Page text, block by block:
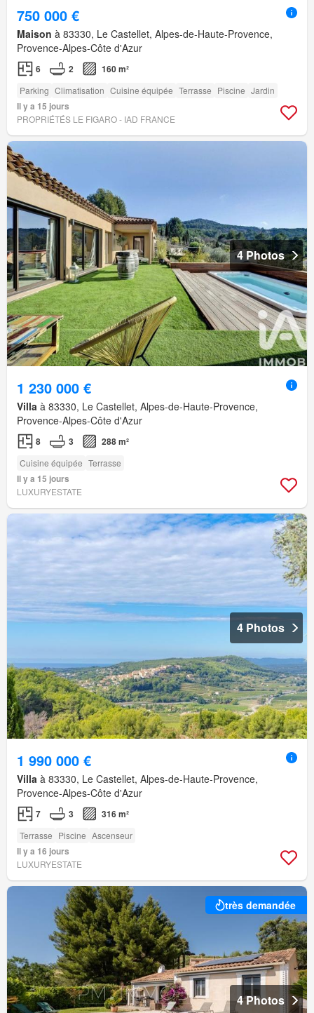
750 000 €
Maison à 83330, Le Castellet, Alpes-de-Haute-Provence,
Provence-Alpes-Côte d'Azur
6 2 160 m²
Parking Climatisation Cuisine équipée Terrasse Piscine Jardin
Il y a 15 jours
PROPRIÉTÉS LE FIGARO - IAD FRANCE
4 Photos
1 230 000 €
Villa à 83330, Le Castellet, Alpes-de-Haute-Provence,
Provence-Alpes-Côte d'Azur
8 3 288 m²
Cuisine équipée Terrasse
Il y a 15 jours
LUXURYESTATE
4 Photos
1 990 000 €
Villa à 83330, Le Castellet, Alpes-de-Haute-Provence,
Provence-Alpes-Côte d'Azur
7 3 316 m²
Terrasse Piscine Ascenseur
Il y a 16 jours
LUXURYESTATE
très demandée
4 Photos